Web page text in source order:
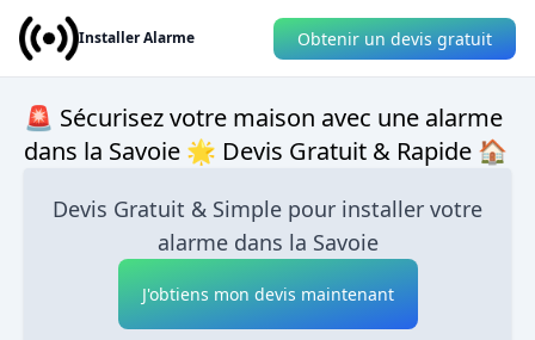
Installer Alarme Obtenir un devis gratuit
🚨 Sécurisez votre maison avec une alarme
dans la Savoie 🌟 Devis Gratuit & Rapide 🏠
Devis Gratuit & Simple pour installer votre
alarme dans la Savoie
J'obtiens mon devis maintenant